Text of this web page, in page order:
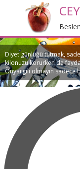
Diyet günlüğü tutmak,
kilonuzu korurken de
Önyargılı olmayın sadece